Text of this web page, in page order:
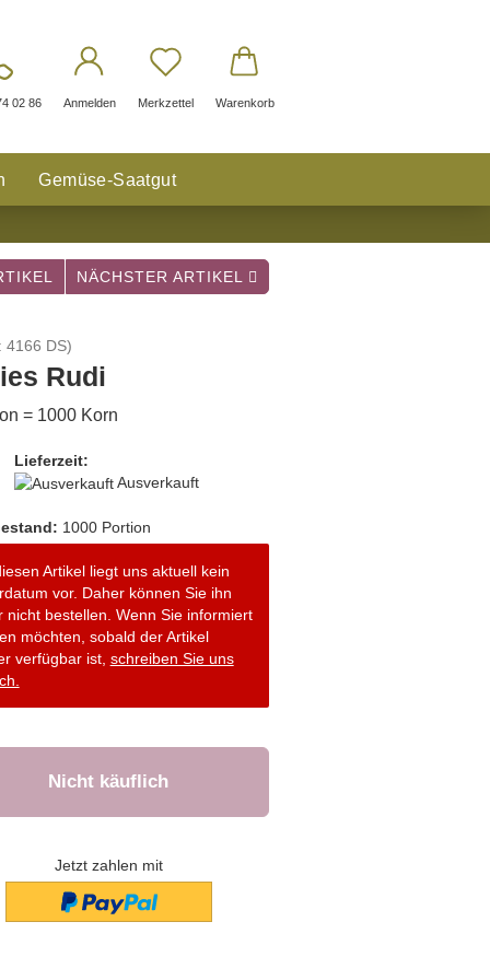
02 86 Anmelden Merkzettel Warenkorb
Gemüse-Saatgut
NÄCHSTER ARTIKEL
4166 DS)
Rudi
= 1000 Korn
Lieferzeit:
Ausverkauft
1000 Portion
Artikel liegt uns aktuell kein
vor. Daher können Sie ihn
nicht bestellen. Wenn Sie informiert
möchten, sobald der Artikel
verfügbar ist, schreiben Sie uns
Jetzt zahlen mit